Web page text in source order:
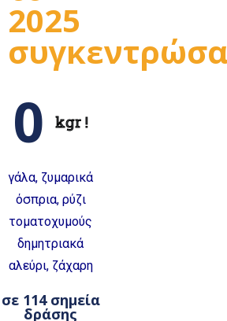
2025
kgr !
0
γάλα, ζυμαρικά
όσπρια, ρύζι
τοματοχυμούς
δημητριακά
αλεύρι, ζάχαρη
σε 114 σημεία
δράσης